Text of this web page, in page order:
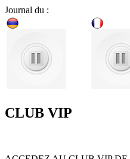
Journal du :
CLUB VIP